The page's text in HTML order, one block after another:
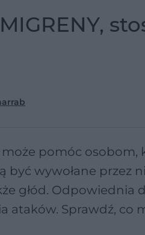
pomóc osobom,
być wywołane przez
głód. Odpowiednia
ataków. Sprawdź,